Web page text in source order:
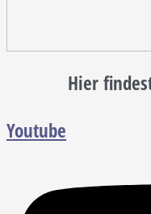
Hier
Youtube